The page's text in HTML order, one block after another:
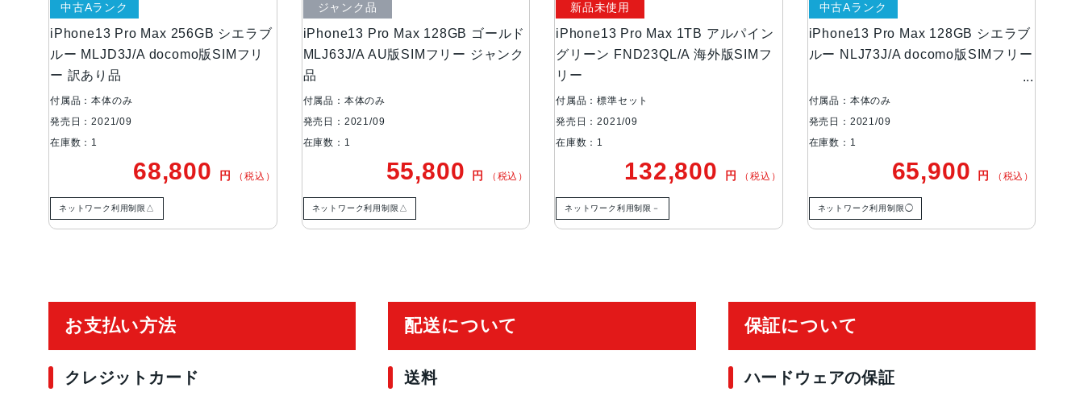
防沫性能、耐水性
能、防塵性能
IEC規格60529にもとづくIP68等級（最大水深6メートルで最大30分間）
Pro 12MPカメラシステム：望遠、広角、超広角カメラ望遠：ƒ/2.8絞り値広角：ƒ/1.
5絞り値超広角：ƒ/1.8絞り値と120°視野角3倍の光学ズームイン、2倍の光学ズーム
アウト、6倍の光学ズームレンジ最大15倍のデジタルズーム
TrueDepthカメラ 12MPカメラƒ/2.2絞り値
生体認証 TrueDepthカメラによる顔認識の有効化
iPhone13 Pro Max 256GB シエラブ
ルー MLJD3J/A docomo版SIMフリ
ー 訳あり品
中古Aランク
付属品：本体のみ
発売日：2021/09
在庫数：1
68,800 円 （税込）
ネットワーク利用制限△
iPhone13 Pro Max 128GB ゴールド
MLJ63J/A AU版SIMフリー ジャンク
品
ジャンク品
付属品：本体のみ
発売日：2021/09
在庫数：1
55,800 円 （税込）
ネットワーク利用制限△
iPhone13 Pro Max 1TB アルパイン
グリーン FND23QL/A 海外版SIMフ
リー
新品未使用
付属品：標準セット
発売日：2021/09
在庫数：1
132,800 円 （税込）
ネットワーク利用制限－
iPhone13 Pro Max 128GB シエラブ
ルー NLJ73J/A docomo版SIMフリー
中古Aランク
付属品：本体のみ
発売日：2021/09
在庫数：1
65,900 円 （税込）
ネットワーク利用制限◯
お支払い方法
クレジットカード
配送について
送料
保証について
ハードウェアの保証